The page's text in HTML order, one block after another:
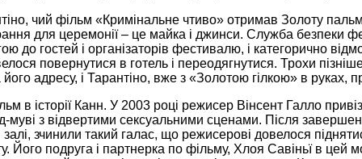
чий фільм «Кримінальне чтиво» отримав Золоту
для церемонії – це майка і джинси. Служба безпеки
до гостей і організаторів фестивалю, і категорично
повернутися в готель і переодягнутися. Трохи
адресу, і Тарантіно, вже з «Золотою гілкою» в руках,
в історії Канн. У 2003 році режисер Вінсент Галло
муві з відвертими сексуальними сценами. Після
зчинили такий галас, що режисерові довелося
Його подруга і партнерка по фільму, Хлоя Савіньї в